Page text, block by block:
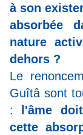
à son
absorbée
nature
dehors ?
Le
Guîtâ sont
:
l'âme
cette